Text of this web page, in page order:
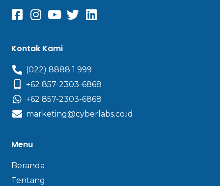
Kontak Kami
(022) 8888 1 999
+62 857-2303-6868
+62 857-2303-6868
marketing@cyberlabs.co.id
Menu
Beranda
Tentang